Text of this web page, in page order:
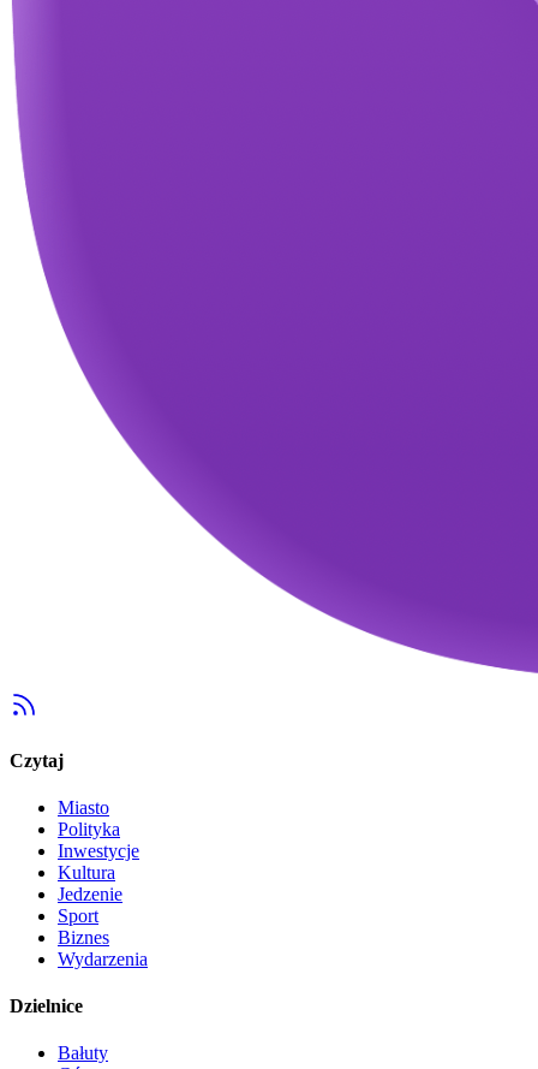
Czytaj
Miasto
Polityka
Inwestycje
Kultura
Jedzenie
Sport
Biznes
Wydarzenia
Dzielnice
Bałuty